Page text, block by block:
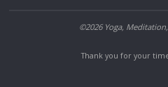
©2026 Yoga,
Thank you for your